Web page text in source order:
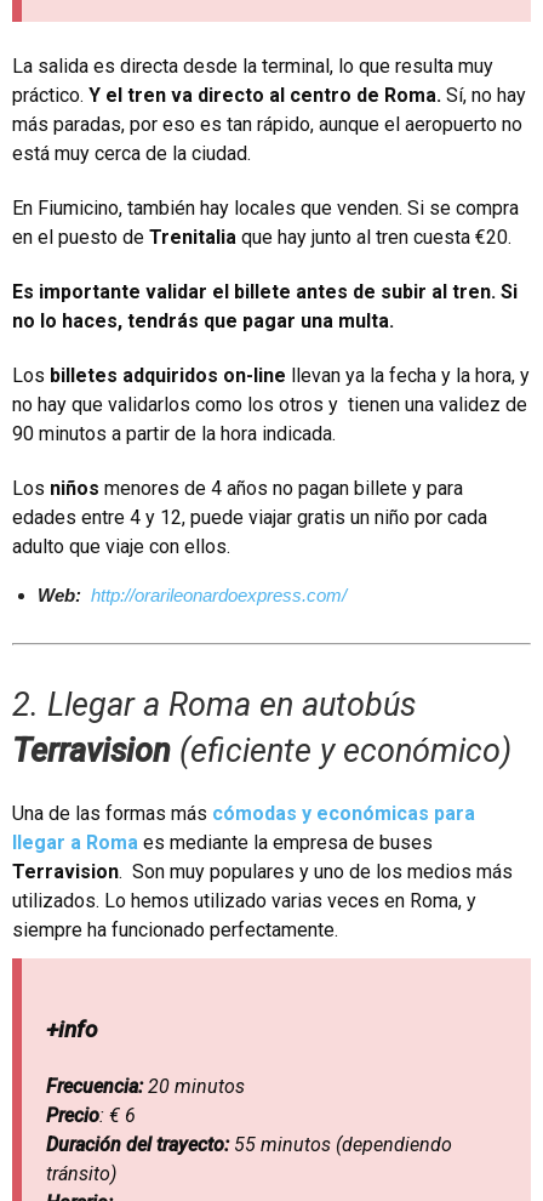
La salida es directa desde la terminal, lo que resulta muy
práctico. Y el tren va directo al centro de Roma. Sí, no hay
más paradas, por eso es tan rápido, aunque el aeropuerto no
está muy cerca de la ciudad.
En Fiumicino, también hay locales que venden. Si se compra
en el puesto de Trenitalia que hay junto al tren cuesta €20.
Es importante validar el billete antes de subir al tren. Si
no lo haces, tendrás que pagar una multa.
Los billetes adquiridos on-line llevan ya la fecha y la hora, y
no hay que validarlos como los otros y tienen una validez de
90 minutos a partir de la hora indicada.
Los niños menores de 4 años no pagan billete y para
edades entre 4 y 12, puede viajar gratis un niño por cada
adulto que viaje con ellos.
Web: http://orarileonardoexpress.com/
2. Llegar a Roma en autobús
Terravision (eficiente y económico)
Una de las formas más cómodas y económicas para
llegar a Roma es mediante la empresa de buses
Terravision. Son muy populares y uno de los medios más
utilizados. Lo hemos utilizado varias veces en Roma, y
siempre ha funcionado perfectamente.
+info
Frecuencia:20 minutos
Precio: € 6
Duración del trayecto: 55 minutos (dependiendo
tránsito)